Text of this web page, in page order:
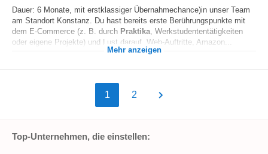
Dauer: 6 Monate, mit erstklassiger Übernahmechance)in unser Team
am Standort Konstanz. Du hast bereits erste Berührungspunkte mit
dem E-Commerce (z. B. durch Praktika, Werkstudententätigkeiten
oder eigene Projekte) und Lust darauf, Web-Auftritte, Amazon...
Mehr anzeigen
1 2
Top-Unternehmen, die einstellen: